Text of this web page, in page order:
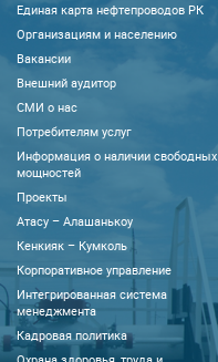
Единая карта нефтепроводов РК
Организациям и населению
Вакансии
Внешний аудитор
CМИ о нас
Потребителям услуг
Информация о наличии свободных
мощностей
Проекты
Атасу – Алашанькоу
Кенкияк – Кумколь
Корпоративное управление
Интегрированная система
менеджмента
Кадровая политика